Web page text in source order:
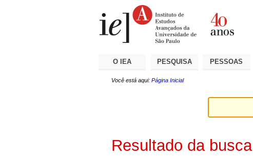
O IEA PESQUISA PESSOAS
Você está aqui: Página Inicial
Resultado da busca